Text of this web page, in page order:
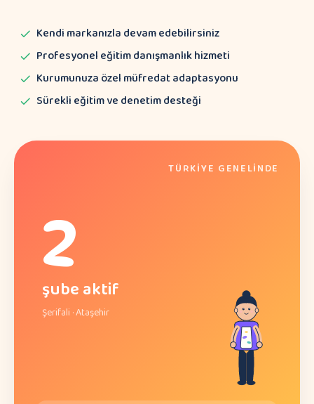
Kendi markanızla devam edebilirsiniz
Profesyonel eğitim danışmanlık hizmeti
Kurumunuza özel müfredat adaptasyonu
Sürekli eğitim ve denetim desteği
TÜRKIYE GENELINDE
2
şube aktif
Şerifali · Ataşehir